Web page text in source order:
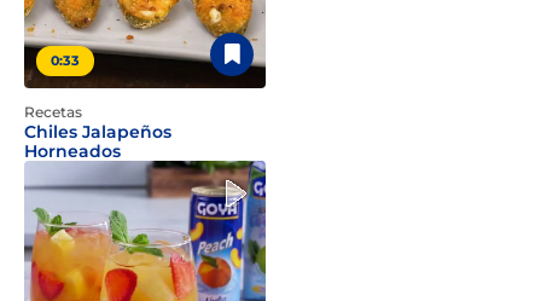
0:33
Recetas
Chiles Jalapeños
Horneados